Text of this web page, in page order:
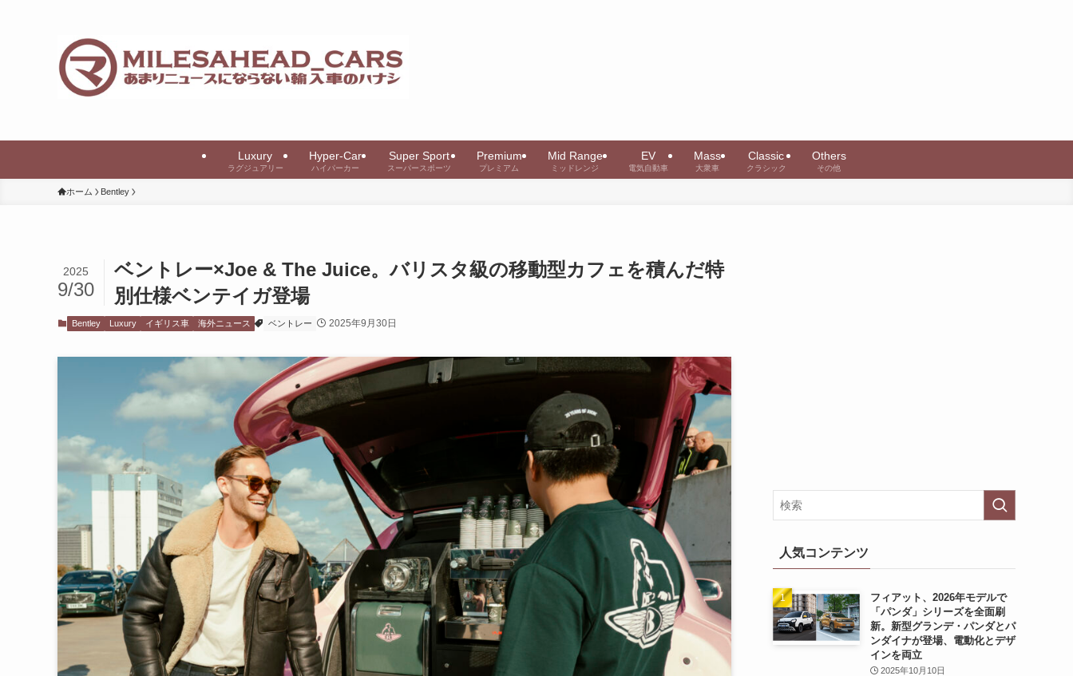
Luxury
ラグジュアリー
Hyper-Car
ハイパーカー
Super Sport
スーパースポーツ
Premium
プレミアム
Mid Range
ミッドレンジ
EV
電気自動車
Mass
大衆車
Classic
クラシック
Others
その他
ホーム Bentley
ベントレー×Joe & The Juice。バリスタ級の移動型カフェを積んだ特
別仕様ベンテイガ登場
2025
9/30
Bentley Luxury イギリス車 海外ニュース ベントレー 2025年9月30日
人気コンテンツ
フィアット、2026年モデルで
「パンダ」シリーズを全面刷
新。新型グランデ・パンダとパ
ンダイナが登場、電動化とデザ
インを両立
2025年10月10日